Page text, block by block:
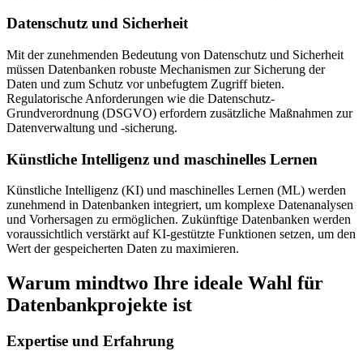
Datenschutz und Sicherheit
Mit der zunehmenden Bedeutung von Datenschutz und Sicherheit
müssen Datenbanken robuste Mechanismen zur Sicherung der
Daten und zum Schutz vor unbefugtem Zugriff bieten.
Regulatorische Anforderungen wie die Datenschutz-
Grundverordnung (DSGVO) erfordern zusätzliche Maßnahmen zur
Datenverwaltung und -sicherung.
Künstliche Intelligenz und maschinelles Lernen
Künstliche Intelligenz (KI) und maschinelles Lernen (ML) werden
zunehmend in Datenbanken integriert, um komplexe Datenanalysen
und Vorhersagen zu ermöglichen. Zukünftige Datenbanken werden
voraussichtlich verstärkt auf KI-gestützte Funktionen setzen, um den
Wert der gespeicherten Daten zu maximieren.
Warum mindtwo Ihre ideale Wahl für
Datenbankprojekte ist
Expertise und Erfahrung